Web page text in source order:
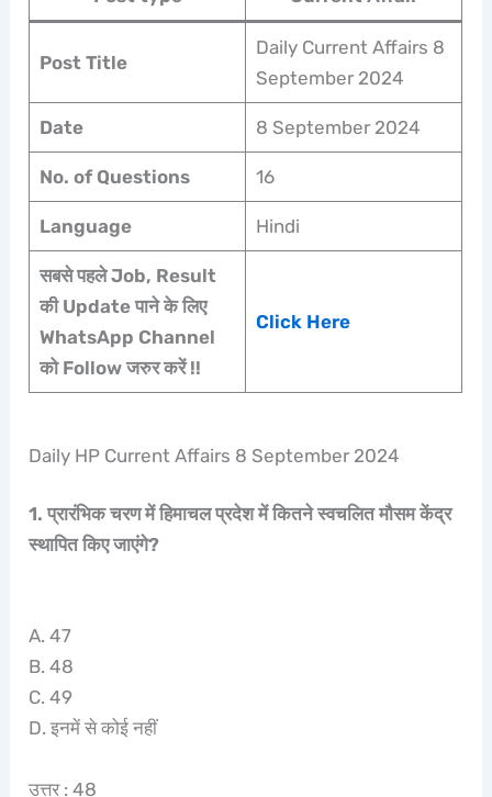
Post Title
Daily Current Affairs 8
September 2024
Date 8 September 2024
No. of Questions 16
Language Hindi
सबसे पहले Job, Result
की Update पाने के लिए
WhatsApp Channel
को Follow जरुर करें !!
Click Here
Daily HP Current Affairs 8 September 2024
1. प्रारंभिक चरण में हिमाचल प्रदेश में कितने स्वचलित मौसम केंद्र
स्थापित किए जाएंगे?
A. 47
B. 48
C. 49
D. इनमें से कोई नहीं
उत्तर : 48